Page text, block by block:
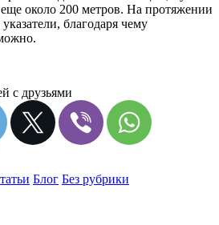
около 200 метров. На протяжении
благодаря чему
с друзьями
Блог Без рубрики